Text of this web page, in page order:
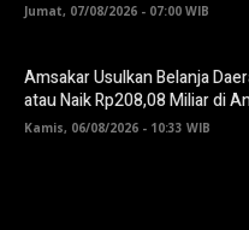
Jumat, 07/08/2026 - 07:00 WIB
Amsakar Usulkan Belanja
atau Naik Rp208,08 Miliar di
Kamis, 06/08/2026 - 10:33 WIB